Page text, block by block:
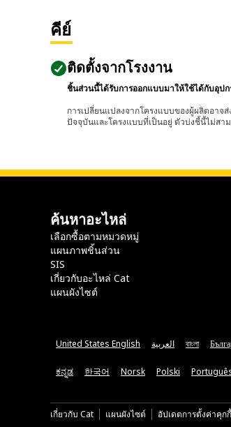
คีย์
ติดตั้งจากโรงงาน
ชิ้นส่วนนี้ได้รับการออกแบบมาให้ใช้ได้กับอุป
การเปลี่ยนแปลงจากโครงแบบของผู้ผลิตอา
ปัจจุบันและโครงแบบที่เป็นอยู่ ตัวบ่งชี้นี้ไม่สา
ค้นหาอะไหล่
เลือกซื้อตามหมวดหมู่
แผนภาพชิ้นส่วน
SIS
เกี่ยวกับอะไหล่ Cat
แผนผังไซต์
United States English العربية বাংলা
ಕನ್ನಡ 한국어 Norsk Polski
เกี่ยวกับ Cat แผนผังไซต์ อัปเดตการตั้งค่าคุกกี้